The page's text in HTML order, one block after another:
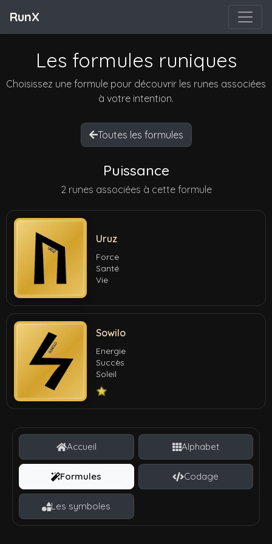
RunX
Les formules runiques
Choisissez une formule pour découvrir les runes associées
à votre intention.
Toutes les formules
Puissance
2 runes associées à cette formule
Uruz
Force
Santé
Vie
Sowilo
Energie
Succès
Soleil
Accueil Alphabet
Formules Codage
Les symboles